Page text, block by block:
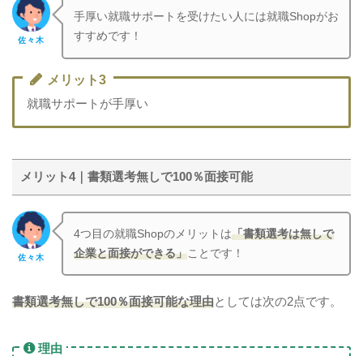
佐々木
手厚い就職サポートを受けたい人には就職Shopがお
すすめです！
メリット3
就職サポートが手厚い
メリット4｜書類選考無しで100％面接可能
佐々木
4つ目の就職Shopのメリットは「書類選考は無しで
企業と面接ができる」ことです！
書類選考無しで100％面接可能な理由としては次の2点です。
理由